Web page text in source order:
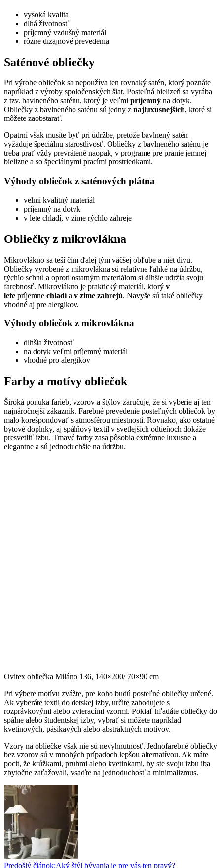
vysoká kvalita
dlhá životnosť
príjemný vzdušný materiál
rôzne dizajnové prevedenia
Saténové obliečky
Pri výrobe obliečok sa nepoužíva ten rovnaký satén, ktorý poznáte
napríklad z výroby spoločenských šiat. Posteľná bielizeň sa vyrába
z tzv. bavlneného saténu, ktorý je veľmi príjemný na dotyk.
Obliečky z bavlneného saténu sú jedny z najluxusnejších, ktoré si
môžete zaobstarať.
Opatrní však musíte byť pri údržbe, pretože bavlnený satén
vyžaduje špeciálnu starostlivosť. Obliečky z bavlneného saténu je
treba prať vždy prevrátené naopak, v programe pre pranie jemnej
bielizne a so špeciálnymi pracími prostriedkami.
Výhody obliečok z saténových plátna
velmi kvalitný materiál
príjemný na dotyk
v lete chladí, v zime rýchlo zahreje
Obliečky z mikrovlákna
Mikrovlákno sa teší čím ďalej tým väčšej obľube a niet divu.
Obliečky vyrobené z mikrovlákna sú relatívne ľahké na údržbu,
rýchlo schnú a oproti ostatným materiálom si dlhšie udržia svoju
farebnosť. Mikrovlákno je praktický materiál, ktorý v
lete príjemne chladía v zime zahrejú. Navyše sú také obliečky
vhodné aj pre alergikov.
Výhody obliečok z mikrovlákna
dlhšia životnosť
na dotyk veľmi príjemný materiál
vhodné pro alergikov
Farby a motívy obliečok
Široká ponuka farieb, vzorov a štýlov zaručuje, že si vyberie aj ten
najnáročnejší zákazník. Farebné prevedenie posteľných obliečok by
malo korešpondovať s atmosférou miestnosti. Rovnako, ako ostatné
bytové doplnky, aj spálňový textil v svetlejších odtieňoch dokáže
presvetliť izbu. Tmavé farby zasa pôsobia extrémne luxusne a
elegantne a sú jednoduchšie na údržbu.
Ovitex obliečka Miláno 136, 140×200/ 70×90 cm
Pri výbere motívu zvážte, pre koho budú posteľné obliečky určené.
Ak vyberáte textil do detskej izby, určite zabodujete s
rozprávkovými alebo zvieracími vzormi. Pokiaľ hľadáte obliečky do
spálne alebo študentskej izby, vybrať si môžete napríklad
kvetinových, pásikavých alebo abstraktných motívov.
Vzory na obliečke však nie sú nevyhnutnosť. Jednofarebné obliečky
bez vzorov sú v mnohých prípadoch lepšou alternatívou. Ak máte
pocit, že krúžkami, pruhmi alebo kvetinkami, by ste svoju izbu iba
zbytočne zaťažovali, vsaďte na jednoduchosť a minimalizmus.
Predošlý článok:Aký štýl bývania je pre vás ten pravý?